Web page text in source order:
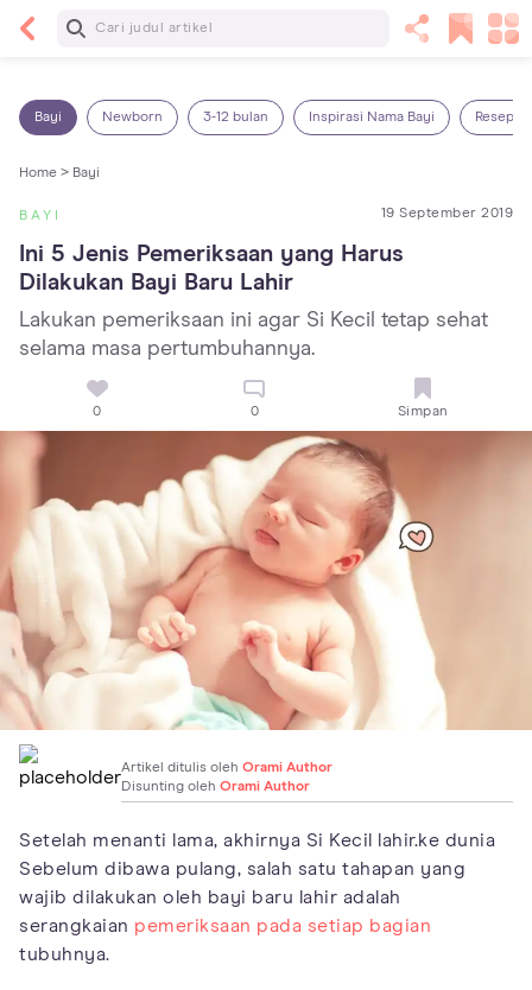
Baca Selanjutnya
Bayi Newborn 3-12 bulan Inspirasi Nama Bayi Resep
Home > Bayi
BAYI 19 September 2019
Ini 5 Jenis Pemeriksaan yang Harus
Dilakukan Bayi Baru Lahir
Lakukan pemeriksaan ini agar Si Kecil tetap sehat
selama masa pertumbuhannya.
0 0 Simpan
Artikel ditulis oleh Orami Author
Disunting oleh Orami Author
Setelah menanti lama, akhirnya Si Kecil lahir.ke dunia
Sebelum dibawa pulang, salah satu tahapan yang
wajib dilakukan oleh bayi baru lahir adalah
serangkaian pemeriksaan pada setiap bagian
tubuhnya.